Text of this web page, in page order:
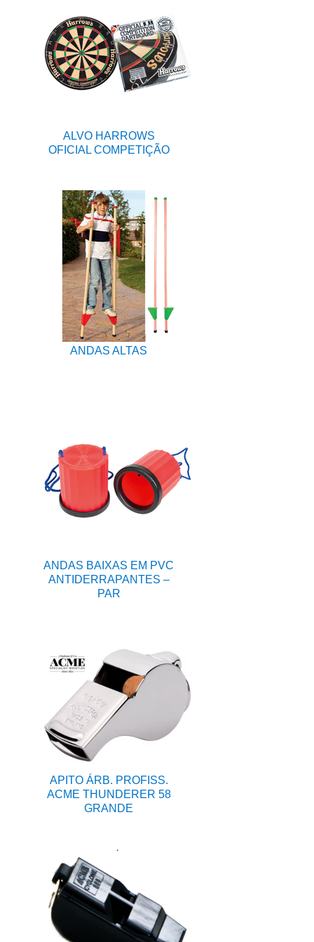
ALVO HARROWS
OFICIAL COMPETIÇÃO
ANDAS ALTAS
ANDAS BAIXAS EM PVC
ANTIDERRAPANTES –
PAR
APITO ÁRB. PROFISS.
ACME THUNDERER 58
GRANDE